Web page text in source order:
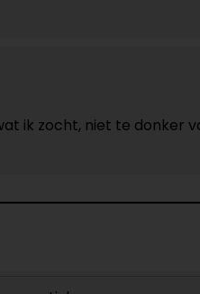
ik zocht, niet te donker